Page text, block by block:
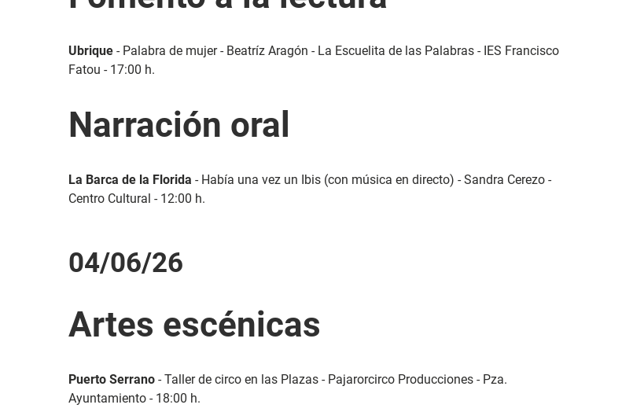
Ubrique - Palabra de mujer - Beatríz Aragón - La Escuelita de las Palabras - IES Francisco
Fatou - 17:00 h.
Narración oral
La Barca de la Florida - Había una vez un Ibis (con música en directo) - Sandra Cerezo -
Centro Cultural - 12:00 h.
04/06/26
Artes escénicas
Puerto Serrano - Taller de circo en las Plazas - Pajarorcirco Producciones - Pza.
Ayuntamiento - 18:00 h.